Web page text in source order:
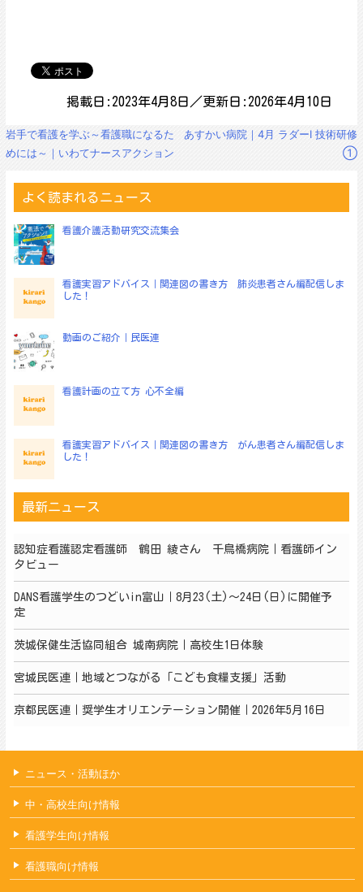
掲載日:2023年4月8日／更新日:2026年4月10日
投
稿
ー
シ
ョ
ン
岩手で看護を学ぶ～看護職になるた
めには～｜いわてナースアクション
あすかい病院｜4月 ラダーⅠ 技術研修
①
よく読まれるニュース
看護介護活動研究交流集会
看護実習アドバイス｜関連図の書き方 肺炎患者さん編配信しま
した！
動画のご紹介｜民医連
看護計画の立て方 心不全編
看護実習アドバイス｜関連図の書き方 がん患者さん編配信しま
した！
最新ニュース
認知症看護認定看護師 鶴田 綾さん 千鳥橋病院｜看護師イン
タビュー
DANS看護学生のつどいin富山｜8月23(土)～24日(日)に開催予
定
茨城保健生活協同組合 城南病院｜高校生1日体験
宮城民医連｜地域とつながる「こども食糧支援」活動
京都民医連｜奨学生オリエンテーション開催｜2026年5月16日
ニュース・活動ほか
中・高校生向け情報
看護学生向け情報
看護職向け情報